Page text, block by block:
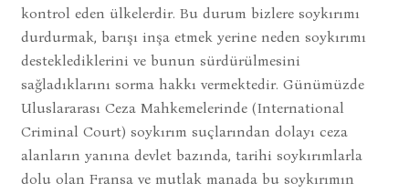
kontrol eden ülkelerdir. Bu durum bizlere soykırımı
durdurmak, barışı inşa etmek yerine neden soykırımı
desteklediklerini ve bunun sürdürülmesini
sağladıklarını sorma hakkı vermektedir. Günümüzde
Uluslararası Ceza Mahkemelerinde (International
Criminal Court) soykırım suçlarından dolayı ceza
alanların yanına devlet bazında, tarihi soykırımlarla
dolu olan Fransa ve mutlak manada bu soykırımın